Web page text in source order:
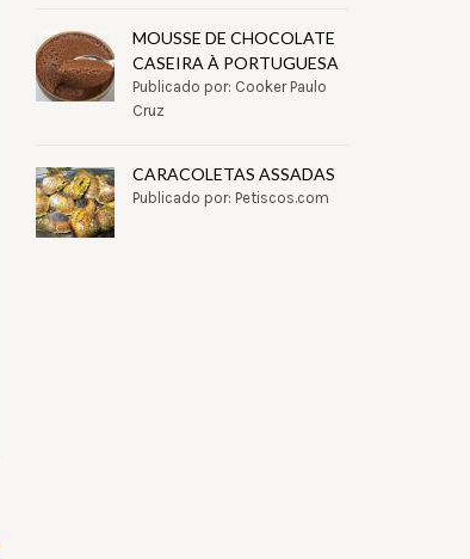
MOUSSE DE CHOCOLATE
CASEIRA À PORTUGUESA
Publicado por: Cooker Paulo
Cruz
CARACOLETAS ASSADAS
Publicado por: Petiscos.com